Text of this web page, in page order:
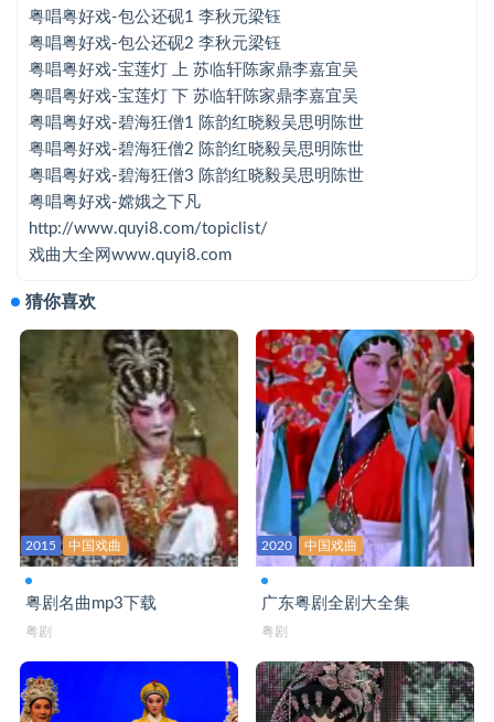
粤唱粤好戏-包公还砚1 李秋元梁钰
粤唱粤好戏-包公还砚2 李秋元梁钰
粤唱粤好戏-宝莲灯 上 苏临轩陈家鼎李嘉宜吴
粤唱粤好戏-碧海狂僧1 陈韵红晓毅吴思明陈世
粤唱粤好戏-碧海狂僧2 陈韵红晓毅吴思明陈世
粤唱粤好戏-碧海狂僧3 陈韵红晓毅吴思明陈世
粤唱粤好戏-嫦娥之下凡
粤唱粤好戏-打金枝 白蛇传
粤唱粤好戏-风云2003 上 丁凡 蒋文端
粤唱粤好戏-风云2003 下 丁凡 蒋文端
粤唱粤好戏-红鸾喜1 曾慧司马祥陈永红麦贵格
粤唱粤好戏-红鸾喜2 曾慧司马祥陈永红麦贵格
粤唱粤好戏-红鸾喜3 曾慧司马祥陈永红麦贵格
粤唱粤好戏-虎将马超1 黄春强李嘉宜康健吴思
粤唱粤好戏-虎将马超2 黄春强李嘉宜康健吴思
粤唱粤好戏-虎将马超3 黄春强李嘉宜康健吴思
粤唱粤好戏-包公还砚1 李秋元梁钰
粤唱粤好戏-包公还砚2 李秋元梁钰
粤唱粤好戏-宝莲灯 上 苏临轩陈家鼎李嘉宜吴
粤唱粤好戏-宝莲灯 下 苏临轩陈家鼎李嘉宜吴
粤唱粤好戏-碧海狂僧1 陈韵红晓毅吴思明陈世
粤唱粤好戏-碧海狂僧2 陈韵红晓毅吴思明陈世
粤唱粤好戏-碧海狂僧3 陈韵红晓毅吴思明陈世
粤唱粤好戏-嫦娥之下凡
http://www.quyi8.com/topiclist/
戏曲大全网www.quyi8.com
猜你喜欢
2015 中国戏曲
粤剧名曲mp3下载
粤剧
2020 中国戏曲
广东粤剧全剧大全集
粤剧